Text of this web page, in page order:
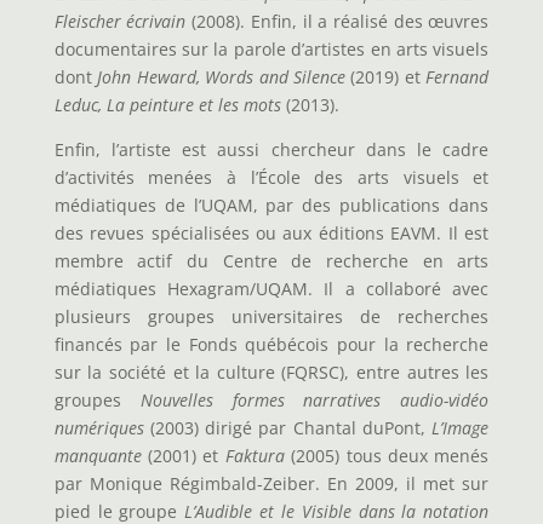
Fleischer écrivain (2008). Enfin, il a réalisé des œuvres
documentaires sur la parole d’artistes en arts visuels
dontJohn Heward, Words and Silence(2019) etFernand
Leduc, La peinture et les mots(2013).
Enfin, l’artiste est aussi chercheur dans le cadre
d’activités menées à l’École des arts visuels et
médiatiques de l’UQAM, par des publications dans
des revues spécialisées ou aux éditions EAVM. Il est
membre actif du Centre de recherche en arts
médiatiques Hexagram/UQAM. Il a collaboré avec
plusieurs groupes universitaires de recherches
financés par le Fonds québécois pour la recherche
sur la société et la culture (FQRSC), entre autres les
groupes Nouvelles formes narratives audio-vidéo
numériques(2003) dirigé par Chantal duPont,L’Image
manquante(2001) et Faktura(2005) tous deux menés
par Monique Régimbald-Zeiber. En 2009, il met sur
pied le groupeL’Audible et le Visible dans la notation